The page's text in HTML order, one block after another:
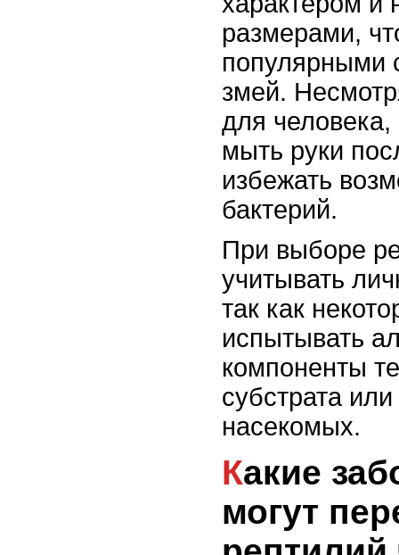
размерами,
популярными
змей.
для
мыть руки
избежать
бактерий.
При выборе
учитывать
так как
испытывать
компоненты
субстрата
насекомых.
Какие заболевания
могут